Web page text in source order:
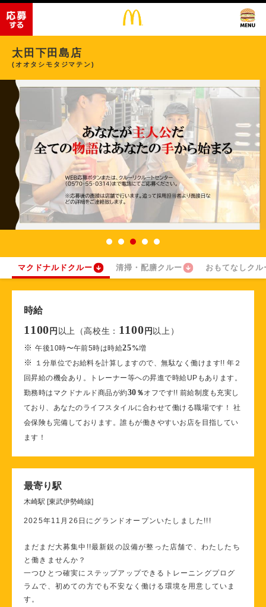
太田下田島店
(オオタシモタジマテン)
マクドナルドクルー 清掃・配膳クルー おもてなしクル
時給
1100 円 以上（高校生： 1100 円 以上）
※午後10時〜午前5時は時給25%増
※
１分単位でお給料を計算しますので、無駄なく働けます!! 年２
回昇給の機会あり。トレーナー等への昇進で時給UPもあります。
勤務時はマクドナルド商品が約30 ％オフです!! 前給制度も充実し
ており、あなたのライフスタイルに合わせて働ける職場です！ 社
会保険も完備しております。誰もが働きやすいお店を目指してい
ます！
最寄り駅
木崎駅 [東武伊勢崎線]
2025年11月26日にグランドオープンいたしました!!!
まだまだ大募集中!!最新鋭の設備が整った店舗で、わたしたち
と働きませんか？
一つひとつ確実にステップアップできるトレーニングプログ
ラムで、初めての方でも不安なく働ける環境を用意していま
す。